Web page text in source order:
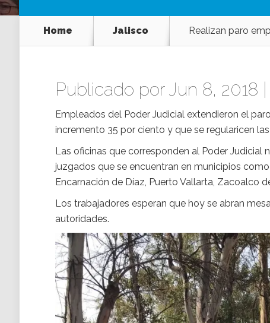
Home Jalisco Realizan paro
Publicado por Jun 8, 2018 |
Empleados del Poder Judicial extendieron el
incremento 35 por ciento y que se regularicen
Las oficinas que corresponden al Poder Judicial
juzgados que se encuentran en municipios
Encarnación de Díaz, Puerto Vallarta, Zacoalco
Los trabajadores esperan que hoy se abran
autoridades.